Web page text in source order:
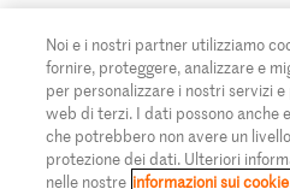
Ricette al forno
Ricette per famiglie &
Tutte le ricette
Login Migusto
Rivista Migusto
Concorsi
Contatti
Pubblicità
Impressum
Migros Online
A proposito della Migros
Filiali
© 2026 Federazione delle
Noi e i nostri partner utilizziamo
fornire, proteggere, analizzare e
per personalizzare i nostri servizi
web di terzi. I dati possono anche
che potrebbero non avere un
protezione dei dati. Ulteriori
nelle nostre informazioni sui